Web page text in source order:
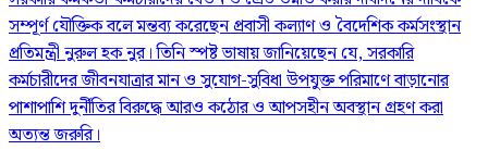
সম্পূর্ণ যৌক্তিক বলে মন্তব্য করেছেন প্রবাসী কল্যাণ ও বৈদেশিক কর্মসংস্থান
প্রতিমন্ত্রী নুরুল হক নুর। তিনি স্পষ্ট ভাষায় জানিয়েছেন যে, সরকারি
কর্মচারীদের জীবনযাত্রার মান ও সুযোগ-সুবিধা উপযুক্ত পরিমাণে বাড়ানোর
পাশাপাশি দুর্নীতির বিরুদ্ধে আরও কঠোর ও আপসহীন অবস্থান গ্রহণ করা
অত্যন্ত জরুরি।